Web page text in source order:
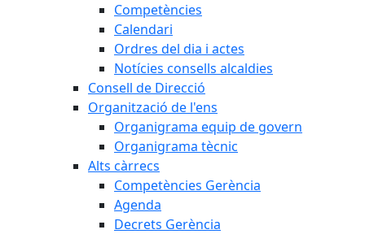
Competències
Calendari
Ordres del dia i actes
Notícies consells alcaldies
Consell de Direcció
Organització de l'ens
Organigrama equip de govern
Organigrama tècnic
Alts càrrecs
Competències Gerència
Agenda
Decrets Gerència